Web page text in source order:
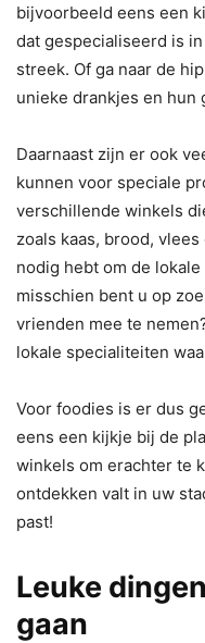
bijvoorbeeld eens een
dat gespecialiseerd is
streek. Of ga naar de
unieke drankjes en hun
Daarnaast zijn er ook
kunnen voor speciale
verschillende winkels
zoals kaas, brood,
nodig hebt om de
misschien bent u op
vrienden mee te
lokale specialiteiten
Voor foodies is er dus
eens een kijkje bij de
winkels om erachter te
ontdekken valt in uw
past!
Leuke
gaan